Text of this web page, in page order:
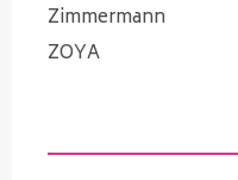
Zimmermann
ZOYA